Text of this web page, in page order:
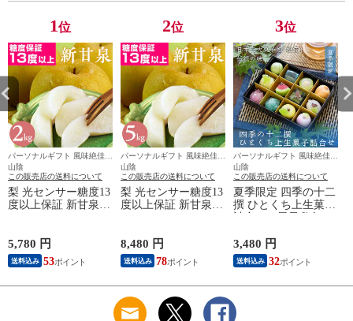
1位
パーソナルギフト 風味絶佳.
山陰
この販売店の送料について
梨 光センサー糖度13
度以上保証 新甘泉
県産 なし 新甘泉梨
赤秀 送料無料（北海
道・沖縄を除く）
5,780 円
送料込み 53
2位
パーソナルギフト 風味絶佳.
山陰
この販売店の送料について
梨 光センサー糖度13
度以上保証 新甘泉
取県産 なし 新甘泉
梨 赤秀 送料無料
（北海道・沖縄を除
8,480 円
送料込み 78
3位
パーソナルギフト 風味絶佳.
山陰
この販売店の送料について
夏季限定 四季の十二
撰 ひとくち上生菓子
高級 お取り寄せ ス
イーツ 送料無料（北
海道・沖縄を除く）
3,480 円
送料込み 32